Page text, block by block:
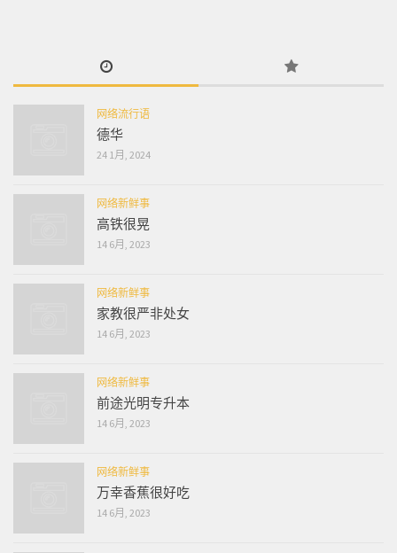
网络流行语
德华
24 1月, 2024
网络新鲜事
高铁很晃
14 6月, 2023
网络新鲜事
家教很严非处女
14 6月, 2023
网络新鲜事
前途光明专升本
14 6月, 2023
网络新鲜事
万幸香蕉很好吃
14 6月, 2023